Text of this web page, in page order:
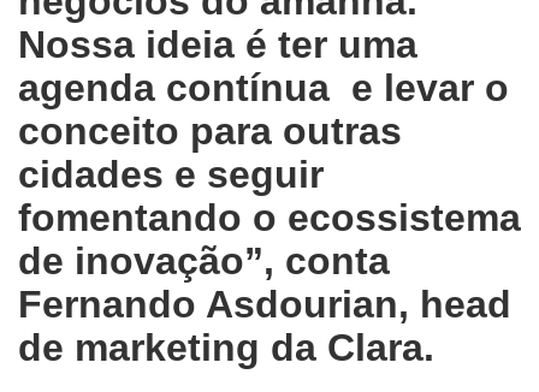
Nossa ideia é ter uma
agenda contínua e levar o
conceito para outras
cidades e seguir
fomentando o ecossistema
de inovação”, conta
Fernando Asdourian, head
de marketing da Clara.